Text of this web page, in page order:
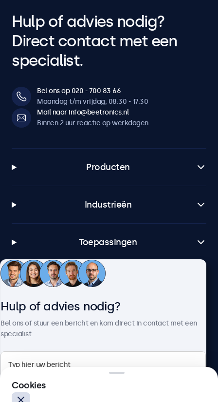
Hulp of advies nodig?
Direct contact met een
specialist.
Bel ons op 020 - 700 83 66
Maandag t/m vrijdag, 08:30 - 17:30
Mail naar info@beetronics.nl
Binnen 2 uur reactie op werkdagen
Producten
Industrieën
Toepassingen
Klantenservice
Hulp of advies nodig?
Bel ons of stuur een bericht en kom direct in contact met een
specialist.
Cookies